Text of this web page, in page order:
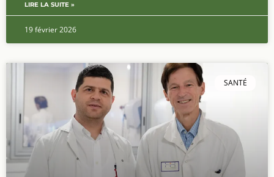
LIRE LA SUITE »
19 février 2026
SANTÉ